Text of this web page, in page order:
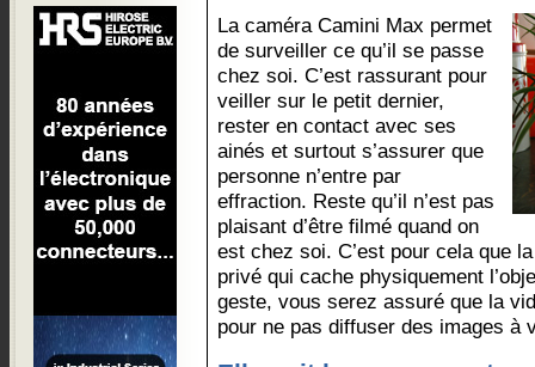
La caméra Camini Max permet
de surveiller ce qu’il se passe
chez soi. C’est rassurant pour
veiller sur le petit dernier,
rester en contact avec ses
ainés et surtout s’assurer que
personne n’entre par
effraction. Reste qu’il n’est pas
plaisant d’être filmé quand on
est chez soi. C’est pour cela que
privé qui cache physiquement
geste, vous serez assuré que la
pour ne pas diffuser des images à